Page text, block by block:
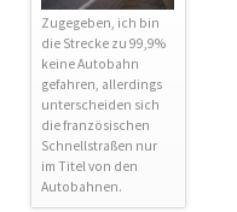
Zugegeben, ich bin
die Strecke zu 99,9%
keine Autobahn
gefahren, allerdings
unterscheiden sich
die französischen
Schnellstraßen nur
im Titel von den
Autobahnen.